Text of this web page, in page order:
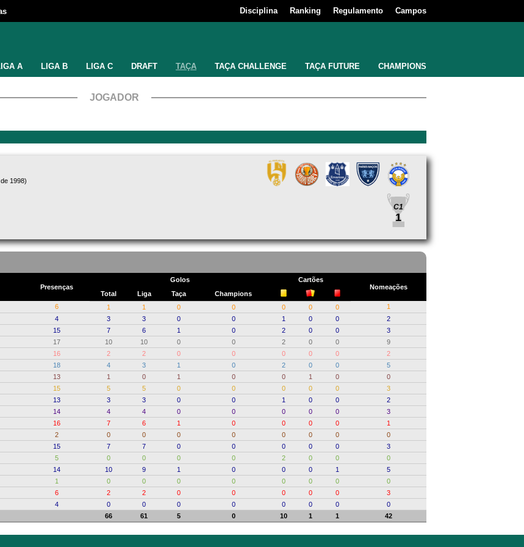
Disciplina Ranking Regulamento Campos
A LIGA B LIGA C DRAFT TAÇA TAÇA CHALLENGE TAÇA FUTURE CHAMPIONS
JOGADOR
1998)
C1
1
Presenças
Golos
Cartões
Nomeações
Total
Liga Taça
Champions
6 1 1 0 0 0 0 0
1
4 3 3 0 0 1 0 0
2
15 7 6 1 0 2 0 0
3
17 10 10 0 0 2 0 0
9
16 2 2 0 0 0 0 0
2
18 4 3 1 0 2 0 0
5
13 1 0 1 0 0 1 0
0
15 5 5 0 0 0 0 0
3
13 3 3 0 0 1 0 0
2
14 4 4 0 0 0 0 0
3
16 7 6 1 0 0 0 0
1
2 0 0 0 0 0 0 0
0
15 7 7 0 0 0 0 0
3
5 0 0 0 0 2 0 0
0
14 10 9 1 0 0 0 1
5
1 0 0 0 0 0 0 0
0
6 2 2 0 0 0 0 0
3
4 0 0 0 0 0 0 0
0
66 61 5 0 10 1 1 42